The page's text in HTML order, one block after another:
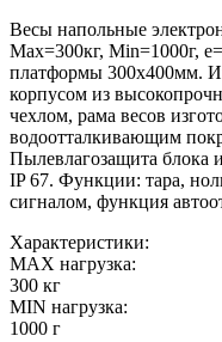
Весы напольные
Мах=300кг, Min=1000г,
платформы 300х400мм.
корпусом из
чехлом, рама весов
водоотталкивающим
Пылевлагозащита блока
IP 67. Функции: тара,
сигналом, функция
Характеристики:
MAX нагрузка:
300 кг
MIN нагрузка:
1000 г